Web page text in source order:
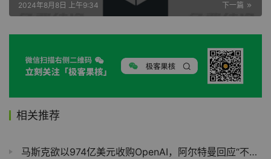
下一篇
2024年8月8日 上午9:34
相关推荐
马斯克欲以974亿美元收购OpenAI，阿尔特曼回应“不卖”并反提收购推特